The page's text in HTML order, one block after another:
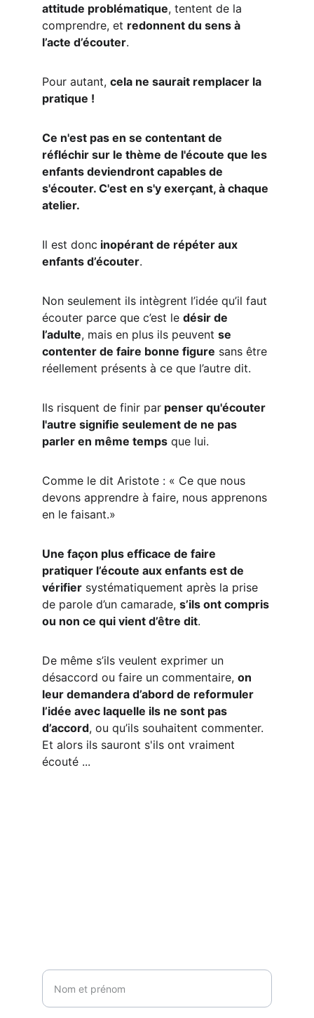
attitude problématique, tentent de la
comprendre, et redonnent du sens à
l’acte d’écouter.
Pour autant, cela ne saurait remplacer la
pratique !
Ce n'est pas en se contentant de
réfléchir sur le thème de l'écoute que les
enfants deviendront capables de
s'écouter. C'est en s'y exerçant, à chaque
atelier.
Il est donc inopérant de répéter aux
enfants d’écouter.
Non seulement ils intègrent l’idée qu’il faut
écouter parce que c’est le désir de
l’adulte, mais en plus ils peuvent se
contenter de faire bonne figure sans être
réellement présents à ce que l’autre dit.
Ils risquent de finir par penser qu'écouter
l'autre signifie seulement de ne pas
parler en même temps que lui.
Comme le dit Aristote : « Ce que nous
devons apprendre à faire, nous apprenons
en le faisant.»
Une façon plus efficace de faire
pratiquer l’écoute aux enfants est de
vérifier systématiquement après la prise
de parole d’un camarade, s’ils ont compris
ou non ce qui vient d’être dit.
De même s’ils veulent exprimer un
désaccord ou faire un commentaire, on
leur demandera d’abord de reformuler
l’idée avec laquelle ils ne sont pas
d’accord, ou qu’ils souhaitent commenter.
Et alors ils sauront s'ils ont vraiment
écouté ...